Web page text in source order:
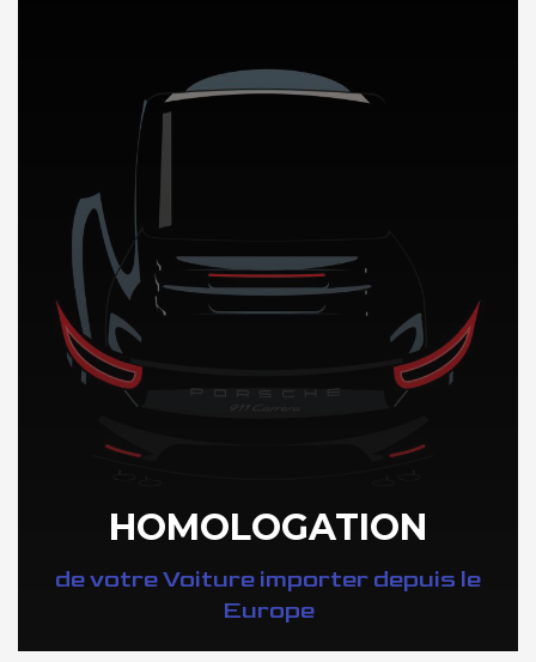
DÉCOUVREZ NOTRE IMPORTATION AUTO en Europe
HOMOLOGATION
de votre Voiture importer depuis le
Europe